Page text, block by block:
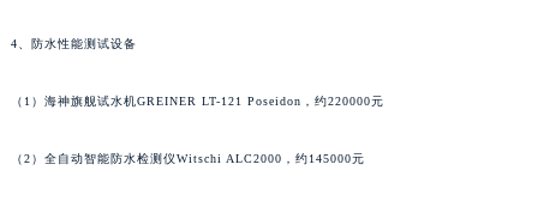
4、防水性能测试设备
（1）海神旗舰试水机GREINER LT-121 Poseidon，约220000元
（2）全自动智能防水检测仪Witschi ALC2000，约145000元